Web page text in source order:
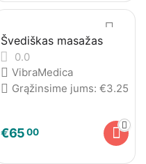
Švediškas masažas
0.0
VibraMedica
Grąžinsime jums: €3.25
€6500